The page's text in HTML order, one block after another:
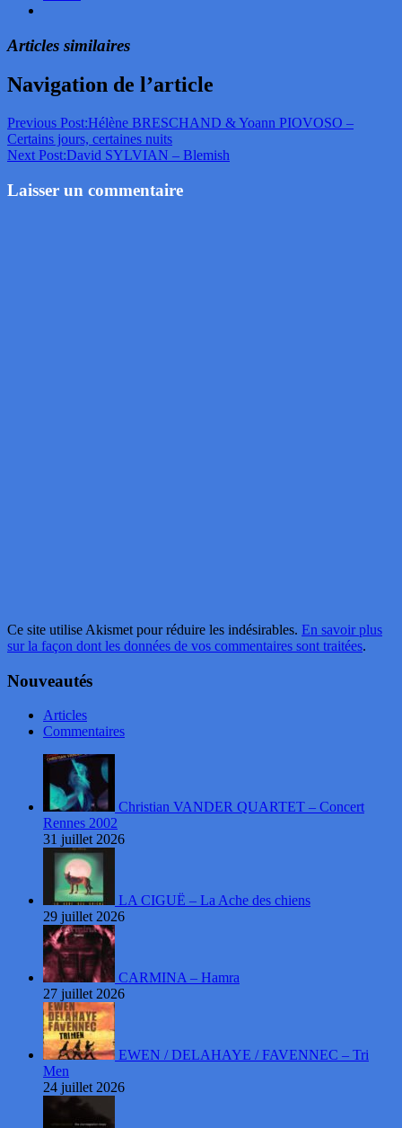
Articles similaires
Navigation de l’article
Previous Post:Hélène BRESCHAND & Yoann PIOVOSO –
Certains jours, certaines nuits
Next Post:David SYLVIAN – Blemish
Laisser un commentaire
Ce site utilise Akismet pour réduire les indésirables. En savoir plus
sur la façon dont les données de vos commentaires sont traitées.
Nouveautés
Articles
Commentaires
Christian VANDER QUARTET – Concert
Rennes 2002
31 juillet 2026
LA CIGUË – La Ache des chiens
29 juillet 2026
CARMINA – Hamra
27 juillet 2026
EWEN / DELAHAYE / FAVENNEC – Tri
Men
24 juillet 2026